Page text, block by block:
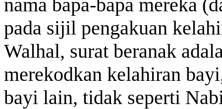
nama bapa-bapa mereka
pada sijil pengakuan
Walhal, surat beranak
merekodkan kelahiran
bayi lain, tidak seperti